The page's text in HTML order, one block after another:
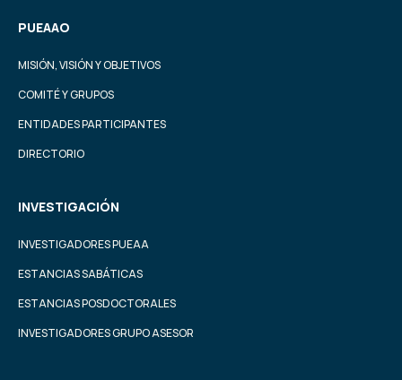
PUEAAO
MISIÓN, VISIÓN Y OBJETIVOS
COMITÉ Y GRUPOS
ENTIDADES PARTICIPANTES
DIRECTORIO
INVESTIGACIÓN
INVESTIGADORES PUEAA
ESTANCIAS SABÁTICAS
ESTANCIAS POSDOCTORALES
INVESTIGADORES GRUPO ASESOR